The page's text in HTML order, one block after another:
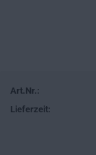
Art.Nr.:
Lieferzeit: